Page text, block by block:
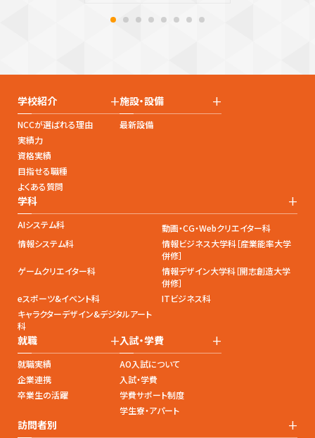
学校紹介 +
NCCが選ばれる理由
実績力
資格実績
目指せる職種
よくある質問
施設・設備 +
最新設備
学科 +
AIシステム科
動画・CG・Webクリエイター科
情報システム科
情報ビジネス大学科［産業能率大学
併修］
ゲームクリエイター科
情報デザイン大学科［開志創造大学
併修］
eスポーツ&イベント科
ITビジネス科
キャラクターデザイン&デジタルアート
科
就職 +
就職実績
企業連携
卒業生の活躍
入試・学費 +
AO入試について
入試・学費
学費サポート制度
学生寮・アパート
訪問者別 +